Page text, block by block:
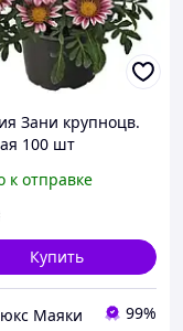
Зани крупноцв.
100 шт
к отправке
Купить
Маяки 99%